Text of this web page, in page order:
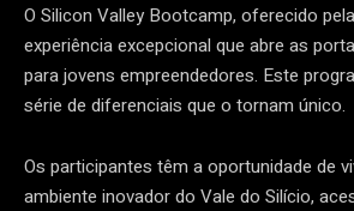
O Silicon Valley Bootcamp, oferecido
experiência excepcional que abre as
para jovens empreendedores. Este
série de diferenciais que o tornam único.
Os participantes têm a oportunidade de
ambiente inovador do Vale do Silício,